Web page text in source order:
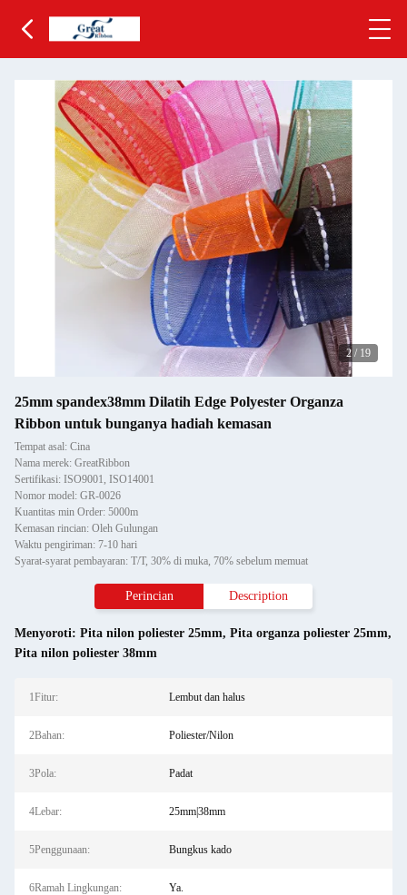
2 / 19
25mm spandex38mm Dilatih Edge Polyester Organza
Ribbon untuk bunganya hadiah kemasan
Tempat asal: Cina
Nama merek: GreatRibbon
Sertifikasi: ISO9001, ISO14001
Nomor model: GR-0026
Kuantitas min Order: 5000m
Kemasan rincian: Oleh Gulungan
Waktu pengiriman: 7-10 hari
Syarat-syarat pembayaran: T/T, 30% di muka, 70% sebelum memuat
Perincian Description
Menyoroti: Pita nilon poliester 25mm, Pita organza poliester 25mm,
Pita nilon poliester 38mm
1Fitur: Lembut dan halus
2Bahan: Poliester/Nilon
3Pola: Padat
4Lebar: 25mm|38mm
5Penggunaan: Bungkus kado
6Ramah Lingkungan: Ya.